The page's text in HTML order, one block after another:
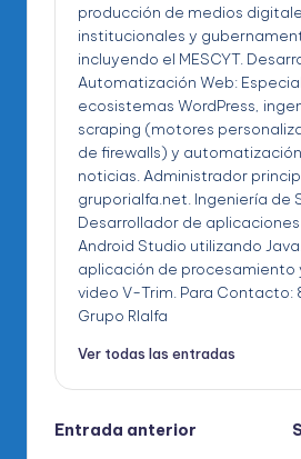
producción de medios
institucionales y
incluyendo el MESCYT.
Automatización Web:
ecosistemas WordPress,
scraping (motores
de firewalls) y
noticias. Administrador
gruporialfa.net. Ingeniería de
Desarrollador de
Android Studio utilizando
aplicación de procesamiento
video V-Trim. Para Contacto:
Grupo RIalfa
Ver todas las entradas
Navegación
Entrada anterior